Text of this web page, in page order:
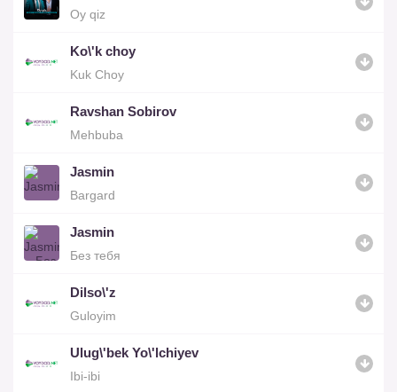
Oy qiz
Ko\'k choy
Kuk Choy
Ravshan Sobirov
Mehbuba
Jasmin
Bargard
Jasmin
Без тебя
Dilso\'z
Guloyim
Ulug\'bek Yo\'lchiyev
Ibi-ibi